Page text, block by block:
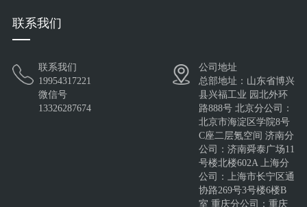
联系我们
联系我们
19954317221
微信号
13326287674
公司地址
总部地址：山东省博兴
县兴福工业 园北外环
路888号 北京分公司：
北京市海淀区学院8号
C座二层氪空间 济南分
公司：济南舜泰广场11
号楼北楼602A 上海分
公司：上海市长宁区通
协路269号3号楼6楼B
室 重庆分公司：重庆